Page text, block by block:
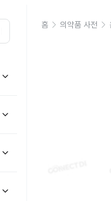
홈 의약품 사전